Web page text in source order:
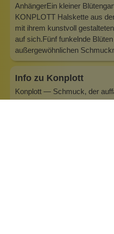
AnhängerEin kleiner
KONPLOTT Halskette aus
mit ihrem kunstvoll
auf sich.Fünf funkelnde
außergewöhnlichen
Info zu Konplott
Konplott — Schmuck, der
Designerin Miranda